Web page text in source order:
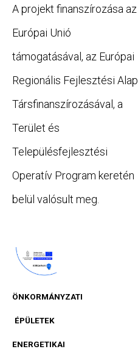
A projekt finanszírozása az
Európai Unió
támogatásával, az Európai
Regionális Fejlesztési Alap
Társfinanszírozásával, a
Terület és
Településfejlesztési
Operatív Program keretén
belül valósult meg.
ÖNKORMÁNYZATI
ÉPÜLETEK
ENERGETIKAI